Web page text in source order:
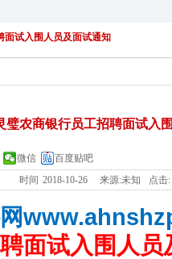
面试入围人员及面试通知
璧农商银行员工招聘面试入
微信
百度贴吧
时间 2018-10-26 来源:未知 点击:
面试入围人